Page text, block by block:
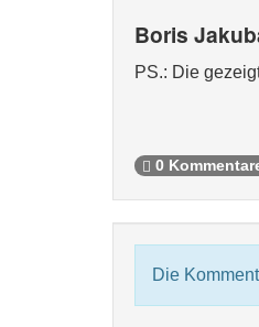
Boris
PS.: Die
0
Die